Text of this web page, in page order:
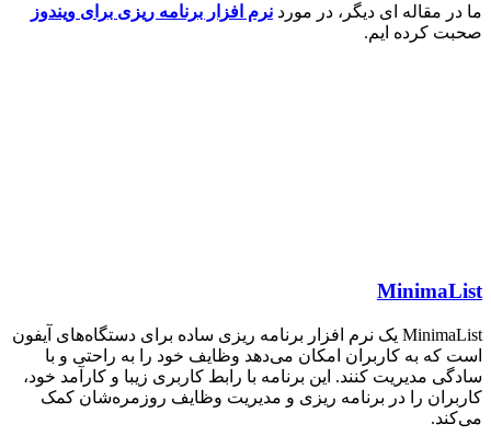
مقاله ای دیگر، در موردنرم افزار برنامه ریزی برای ویندوز
کرده ایم.
MinimaList یک نرم افزار برنامه ریزی ساده برای دستگاه‌های آیفون
که به کاربران امکان می‌دهد وظایف خود را به راحتی و با
مدیریت کنند. این برنامه با رابط کاربری زیبا و کارآمد خود،
را در برنامه ریزی و مدیریت وظایف روزمره‌شان کمک